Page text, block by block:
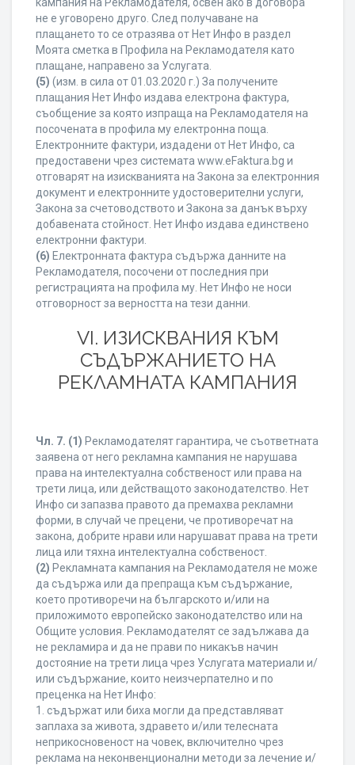
не е уговорено друго. След получаване на
плащането то се отразява от Нет Инфо в раздел
Моята сметка в Профила на Рекламодателя като
плащане, направено за Услугата.
(5) (изм. в сила от 01.03.2020 г.) За получените
плащания Нет Инфо издава електрона фактура,
съобщение за която изпраща на Рекламодателя на
посочената в профила му електронна поща.
Електронните фактури, издадени от Нет Инфо, са
предоставени чрез системата www.eFaktura.bg и
отговарят на изискванията на Закона за електронния
документ и електронните удостоверителни услуги,
Закона за счетоводството и Закона за данък върху
добавената стойност. Нет Инфо издава единствено
електронни фактури.
(6) Електронната фактура съдържа данните на
Рекламодателя, посочени от последния при
регистрацията на профила му. Нет Инфо не носи
отговорност за верността на тези данни.
VI. ИЗИСКВАНИЯ КЪМ
СЪДЪРЖАНИЕТО НА
РЕКЛАМНАТА КАМПАНИЯ
Чл. 7. (1) Рекламодателят гарантира, че съответната
заявена от него рекламна кампания не нарушава
права на интелектуална собственост или права на
трети лица, или действащото законодателство. Нет
Инфо си запазва правото да премахва рекламни
форми, в случай че прецени, че противоречат на
закона, добрите нрави или нарушават права на трети
лица или тяхна интелектуална собственост.
(2) Рекламната кампания на Рекламодателя не може
да съдържа или да препраща към съдържание,
което противоречи на българското и/или на
приложимото европейско законодателство или на
Общите условия. Рекламодателят се задължава да
не рекламира и да не прави по никакъв начин
достояние на трети лица чрез Услугата материали и/
или съдържание, които неизчерпателно и по
преценка на Нет Инфо:
1. съдържат или биха могли да представляват
заплаха за живота, здравето и/или телесната
неприкосновеност на човек, включително чрез
реклама на неконвенционални методи за лечение и/